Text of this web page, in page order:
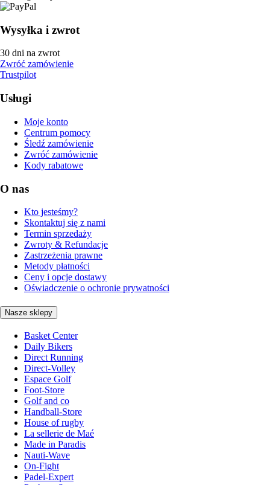
Wysyłka i zwrot
30 dni na zwrot
Zwróć zamówienie
Trustpilot
Usługi
Moje konto
Centrum pomocy
Śledź zamówienie
Zwróć zamówienie
Kody rabatowe
O nas
Kto jesteśmy?
Skontaktuj się z nami
Termin sprzedaży
Zwroty & Refundacje
Zastrzeżenia prawne
Metody płatności
Ceny i opcje dostawy
Oświadczenie o ochronie prywatności
Nasze sklepy
Basket Center
Daily Bikers
Direct Running
Direct-Volley
Espace Golf
Foot-Store
Golf and co
Handball-Store
House of rugby
La sellerie de Maé
Made in Paradis
Nauti-Wave
On-Fight
Padel-Expert